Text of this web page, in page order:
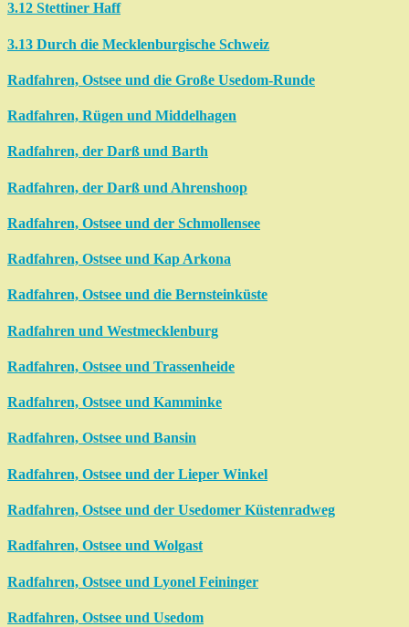
3.12 Stettiner Haff
3.13 Durch die Mecklenburgische Schweiz
Radfahren, Ostsee und die Große Usedom-Runde
Radfahren, Rügen und Middelhagen
Radfahren, der Darß und Barth
Radfahren, der Darß und Ahrenshoop
Radfahren, Ostsee und der Schmollensee
Radfahren, Ostsee und Kap Arkona
Radfahren, Ostsee und die Bernsteinküste
Radfahren und Westmecklenburg
Radfahren, Ostsee und Trassenheide
Radfahren, Ostsee und Kamminke
Radfahren, Ostsee und Bansin
Radfahren, Ostsee und der Lieper Winkel
Radfahren, Ostsee und der Usedomer Küstenradweg
Radfahren, Ostsee und Wolgast
Radfahren, Ostsee und Lyonel Feininger
Radfahren, Ostsee und Usedom